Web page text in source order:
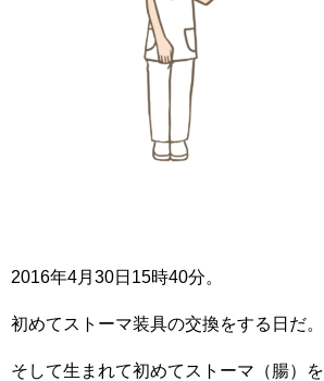
2016年4月30日15時40分。
初めてストーマ装具の交換をする日だ。
そして生まれて初めてストーマ（腸）を